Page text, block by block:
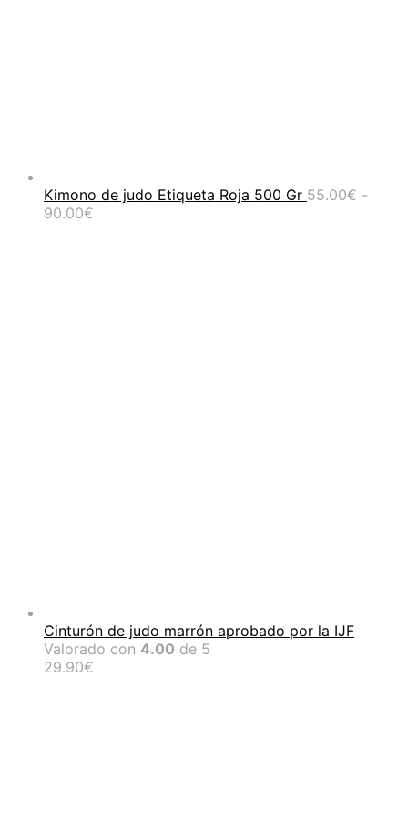
Kimono de judo Etiqueta Roja 500 Gr 55.00€ -
90.00€
Cinturón de judo marrón aprobado por la IJF
Valorado con 4.00 de 5
29.90€